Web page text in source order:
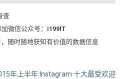
查
微信公众号： i199IT
随时随地获知有价值的数据信息
年上半年 Instagram 十大最受欢迎